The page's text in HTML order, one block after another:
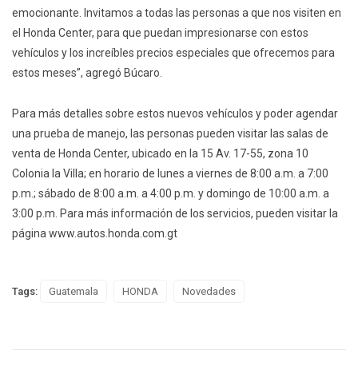
emocionante. Invitamos a todas las personas a que nos visiten en
el Honda Center, para que puedan impresionarse con estos
vehículos y los increíbles precios especiales que ofrecemos para
estos meses”, agregó Búcaro.
Para más detalles sobre estos nuevos vehículos y poder agendar
una prueba de manejo, las personas pueden visitar las salas de
venta de Honda Center, ubicado en la 15 Av. 17-55, zona 10
Colonia la Villa; en horario de lunes a viernes de 8:00 a.m. a 7:00
p.m.; sábado de 8:00 a.m. a 4:00 p.m. y domingo de 10:00 a.m. a
3:00 p.m. Para más información de los servicios, pueden visitar la
página www.autos.honda.com.gt
Tags: Guatemala HONDA Novedades